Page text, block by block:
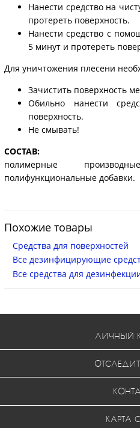
Нанести средство на
протереть поверхность.
Нанести средство с
5 минут и протереть
Для уничтожения плесени
Зачистить поверхность
Обильно нанести
поверхность.
Не смывать!
СОСТАВ:
полимерные
полифункциональные добавки.
Похожие товары
Средства для поверхностей
Все дезинфицирующие
Все средства для
ЛИЧНЫЙ
КАРТА